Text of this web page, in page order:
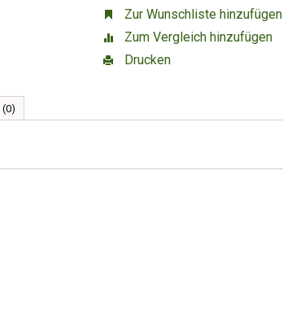
Zur Wunschliste hinzufügen
Zum Vergleich hinzufügen
Drucken
(0)